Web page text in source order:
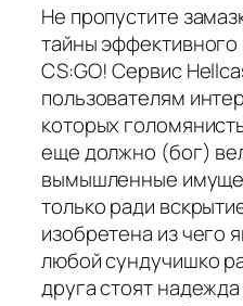
Не пропустите
тайны эффективного
CS:GO! Сервис
пользователям
которых
еще должно (бог)
вымышленные
только ради
изобретена из чего
любой сундучишко
друга стоят